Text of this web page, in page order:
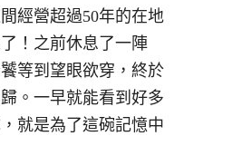
經營超過50年的在地
！之前休息了一陣
等到望眼欲穿，終於
。一早就能看到好多
就是為了這碗記憶中